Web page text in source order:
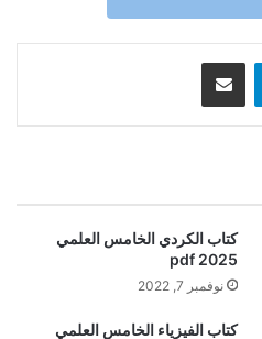
تيلقرام مشاركة عبر البريد
كتاب الكردي الخامس العلمي
2025 pdf
نوفمبر 7, 2022
كتاب الفيزياء الخامس العلمي